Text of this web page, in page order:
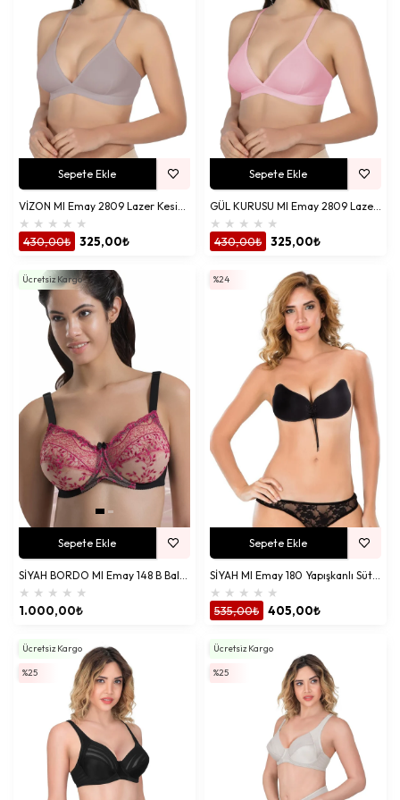
VİZON MI Emay 2809 Lazer Kesim Yapıştırma İz Ypmz Sütyen
★ ★ ★ ★ ★
325,00₺
430,00₺
Sepete Ekle
GÜL KURUSU MI Emay 2809 Lazer Kesim Yapıştırma İz Ypmz Sütyen
★ ★ ★ ★ ★
325,00₺
430,00₺
Sepete Ekle
SİYAH BORDO MI Emay 148 B Balenli Toparlayıcı Sütyen
★ ★ ★ ★ ★
1.000,00₺
Sepete Ekle
Ücretsiz Kargo
★ ★ ★ ★ ★
405,00₺
535,00₺
Sepete Ekle
%24
Ücretsiz Kargo
%25
Ücretsiz Kargo
%25